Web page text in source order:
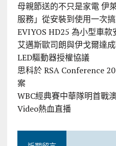
母親節送的不只是家電 伊
服務」從安裝到使用一次
EVIYOS HD25 為小型車
艾邁斯歐司朗與伊戈爾達
LED驅動器授權協議
思科於 RSA Conference
案
WBC經典賽中華隊明首戰
Video熱血直播